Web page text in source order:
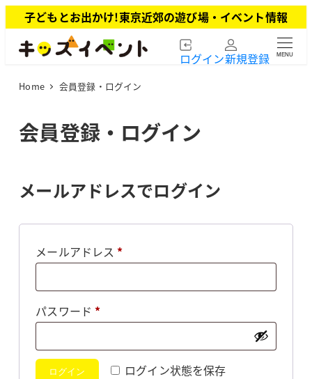
イ
子どもとお出かけ!東京近郊の遊び場・イベント情報
ログイン新規登録 MENU
Home 会員登録・ログイン
会員登録・ログイン
メールアドレスでログイン
メールアドレス *必
パスワード *必
ログイン状態を保存
ログイン